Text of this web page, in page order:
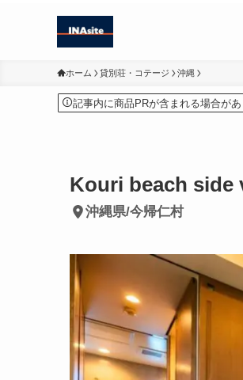
ホーム 貸別荘・コテージ 沖縄
記事内に商品PRが含まれる場合が
Kouri beach side
沖縄県/今帰仁村